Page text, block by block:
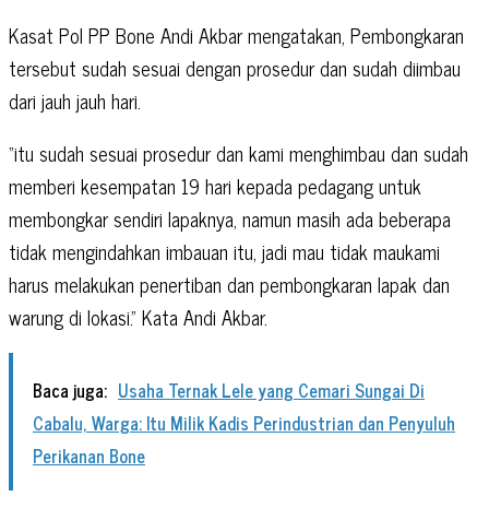
Kasat Pol PP Bone Andi Akbar mengatakan, Pembongkaran
tersebut sudah sesuai dengan prosedur dan sudah diimbau
dari jauh jauh hari.
“itu sudah sesuai prosedur dan kami menghimbau dan sudah
memberi kesempatan 19 hari kepada pedagang untuk
membongkar sendiri lapaknya, namun masih ada beberapa
tidak mengindahkan imbauan itu, jadi mau tidak maukami
harus melakukan penertiban dan pembongkaran lapak dan
warung di lokasi.” Kata Andi Akbar.
Baca juga: Usaha Ternak Lele yang Cemari Sungai Di
Cabalu, Warga: Itu Milik Kadis Perindustrian dan Penyuluh
Perikanan Bone